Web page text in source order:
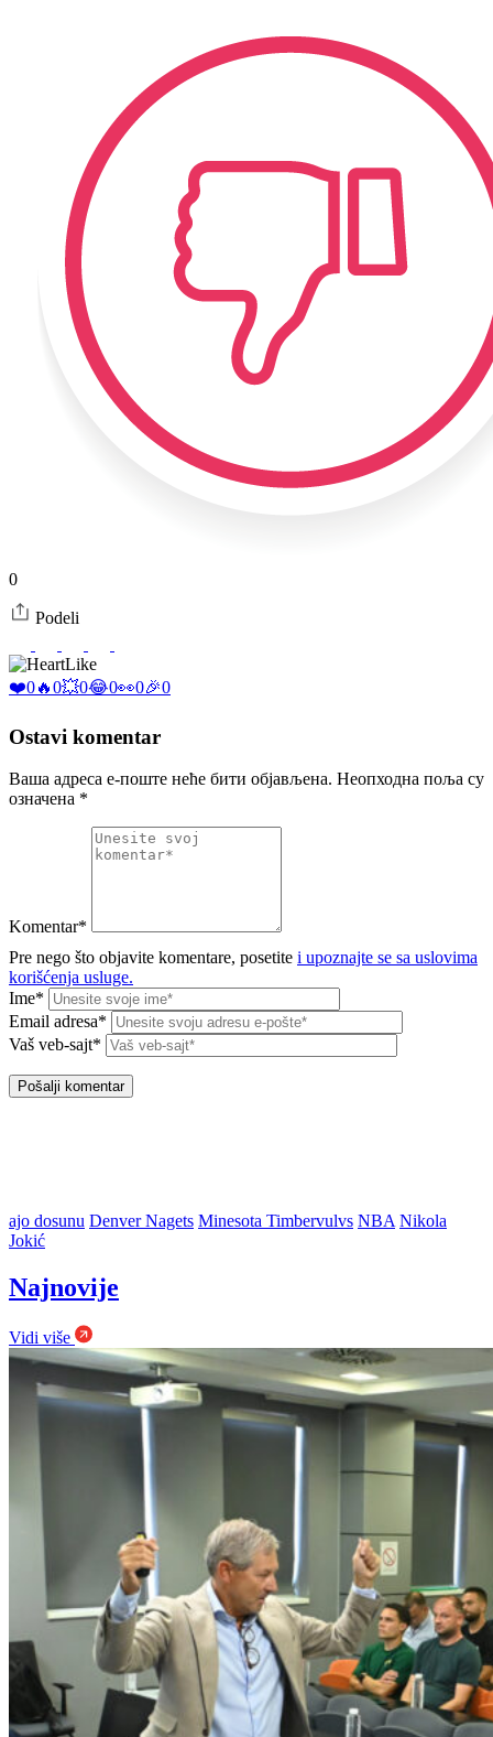
0
Podeli
Like
❤️0🔥0💥0😂0👀0🎉0
Ostavi komentar
Ваша адреса е-поште неће бити објављена. Неопходна поља су
означена *
Komentar*
Pre nego što objavite komentare, posetite i upoznajte se sa uslovima
korišćenja usluge.
Ime*
Email adresa*
Vaš veb-sajt*
ajo dosunu Denver Nagets Minesota Timbervulvs NBA Nikola
Jokić
Najnovije
Vidi više